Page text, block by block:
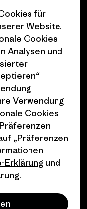
für
Website.
Cookies
Analysen und
Verwendung
Cookies
„Präferenzen
Erklärung und
.